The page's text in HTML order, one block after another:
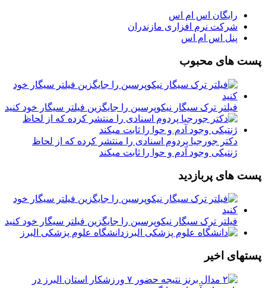
رایگان اس ام اس
شرکت نرم افزاری مازندران
پنل اس ام اس
پست های محبوب
فیلتر ترک سیگار نیکوپرسین را جایگزین فیلتر سیگار خود کنید
دکتر جورجیا پردوم اسنادی را منتشر کرده که از لحاظ
ژنتیکی وجود آدم و حوا را ثابت میکند
پست های پربازدید
فیلتر ترک سیگار نیکوپرسین را جایگزین فیلتر سیگار خود کنید
دانشگاه علوم پزشکی البرز
پستهای اخیر